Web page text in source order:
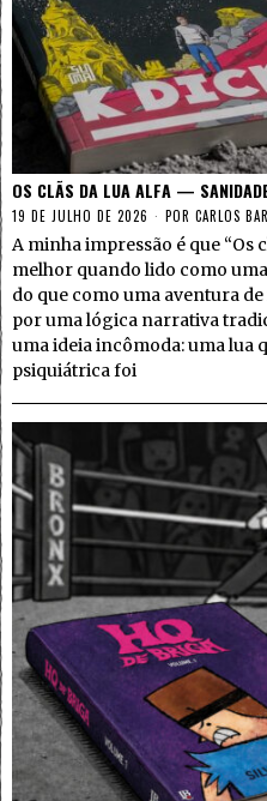
OS CLÃS DA LUA ALFA —
19 DE JULHO DE 2026 POR CARLOS
A minha impressão é que “Os
melhor quando lido como
do que como uma aventura
por uma lógica narrativa
uma ideia incômoda: uma lua
psiquiátrica foi